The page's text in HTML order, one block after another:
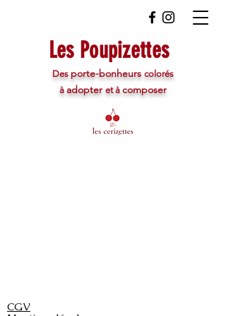
Des porte-bonheurs colorés
à adopter et à composer
Les Poupizettes
CGV